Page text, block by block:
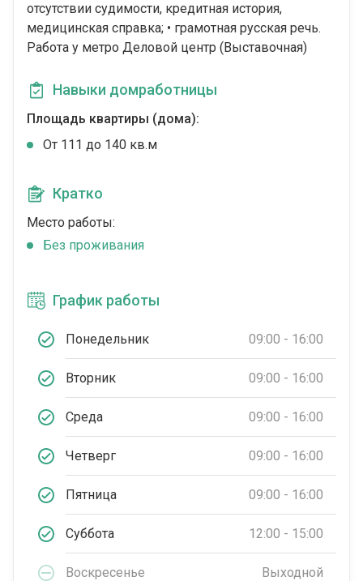
отсутствии судимости, кредитная история,
медицинская справка; • грамотная русская речь.
Работа у метро Деловой центр (Выставочная)
Навыки домработницы
Площадь квартиры (дома):
От 111 до 140 кв.м
Кратко
Место работы:
Без проживания
График работы
Понедельник 09:00 - 16:00
Вторник 09:00 - 16:00
Среда 09:00 - 16:00
Четверг 09:00 - 16:00
Пятница 09:00 - 16:00
Суббота 12:00 - 15:00
Воскресенье Выходной